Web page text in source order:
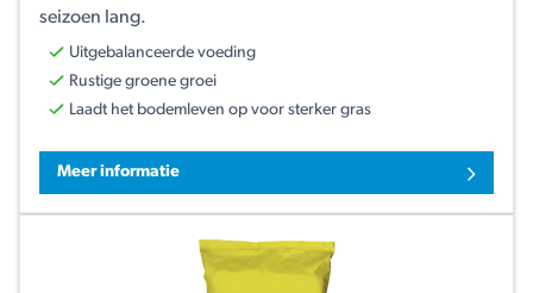
seizoen lang.
Uitgebalanceerde voeding
Rustige groene groei
Laadt het bodemleven op voor sterker gras
Meer informatie